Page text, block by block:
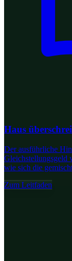
Haus
Der ausführliche
Gleichstellungsgeld
wie sich die
Zum Leitfaden